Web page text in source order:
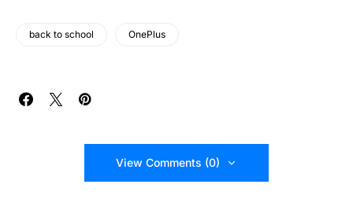
back to school OnePlus
View Comments (0)